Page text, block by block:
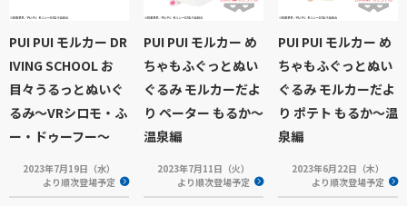
PUI PUI モルカー DR
IVING SCHOOL お
目々うるっとぬいぐ
るみ～VRシロモ・ふ
ー・ドゥーフー～
2023年7月19日（水）
より順次登場予定
PUI PUI モルカー め
ちゃもふぐっとぬい
ぐるみ モルカーだよ
り ペーター もるか～
温泉編
2023年7月11日（火）
より順次登場予定
PUI PUI モルカー め
ちゃもふぐっとぬい
ぐるみ モルカーだよ
り ポテト もるか～温
泉編
2023年6月22日（木）
より順次登場予定